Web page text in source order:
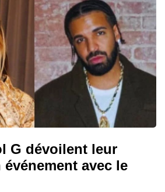
G dévoilent leur
avec le